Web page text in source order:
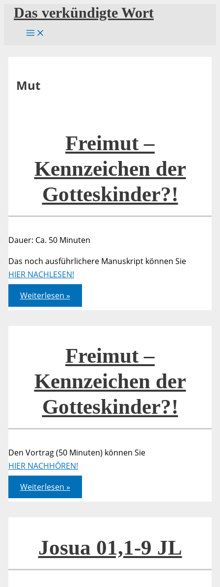
Zum
Inhalt
springen
Das verkündigte Wort
Mut
Freimut –
Kennzeichen der
Gotteskinder?!
Dauer: Ca. 50 Minuten
Das noch ausführlichere Manuskript können Sie
HIER NACHLESEN!
Freimut
–
Kennzeichen
Weiterlesen »
Freimut –
Kennzeichen der
Gotteskinder?!
Den Vortrag (50 Minuten) können Sie
HIER NACHHÖREN!
Freimut
–
Kennzeichen
Weiterlesen »
Josua 01,1-9 JL